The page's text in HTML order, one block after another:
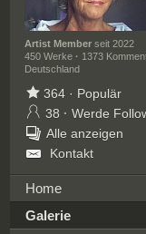
Artist Memberseit 2022
450 Werke · 1373
Deutschland
364· Populär
38 · Werde
Alle anzeigen
Kontakt
Home
Galerie